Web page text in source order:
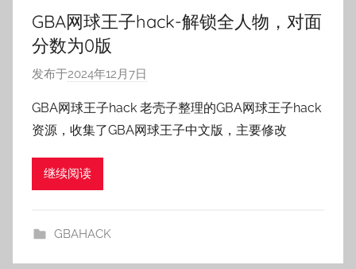
GBA网球王子hack-解锁全人物，对面
分数为0版
发布于2024年12月7日
:
老
GBA网球王子hack 老壳子整理的GBA网球王子hack
资源，收集了GBA网球王子中文版，主要修改
继续阅读
GBAHACK